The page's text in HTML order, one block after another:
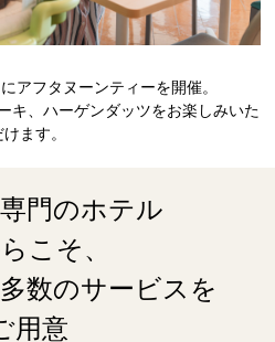
アフタヌーンティーを開催。
キ、ハーゲンダッツをお楽しみいた
けます。
門のホテル
こそ、
数のサービスを
用意